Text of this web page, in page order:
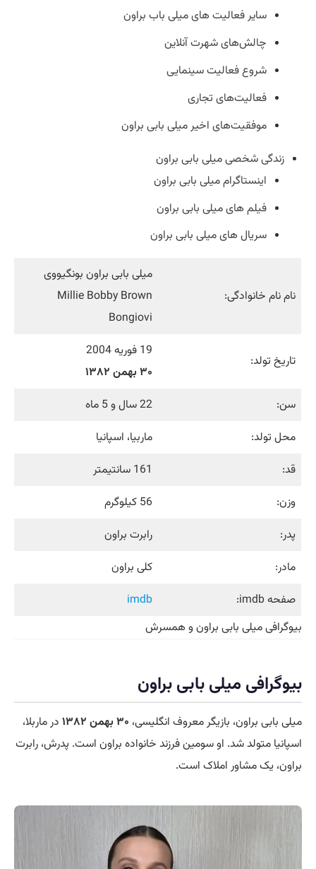
سایر فعالیت های میلی باب براون
چالش‌های شهرت آنلاین
شروع فعالیت سینمایی
فعالیت‌های تجاری
موفقیت‌های اخیر میلی بابی براون
زندگی شخصی میلی بابی براون
اینستاگرام میلی بابی براون
فیلم های میلی بابی براون
سریال های میلی بابی براون
نام نام خانوادگی:
میلی بابی براون بونگیووی
Millie Bobby Brown
Bongiovi
تاریخ تولد:
19 فوریه 2004
۳۰ بهمن ۱۳۸۲
سن:
22 سال و 5 ماه
محل تولد:
ماربیا، اسپانیا
قد:
161 سانتیمتر
وزن:
56 کیلوگرم
پدر:
رابرت براون
مادر:
کلی براون
صفحه imdb:
imdb
بیوگرافی میلی بابی براون و همسرش
بیوگرافی میلی بابی براون
میلی بابی براون، بازیگر معروف انگلیسی، ۳۰ بهمن ۱۳۸۲
در ماربلا،
اسپانیا متولد شد. او سومین فرزند خانواده براون است. پدرش، رابرت
براون، یک مشاور املاک است.